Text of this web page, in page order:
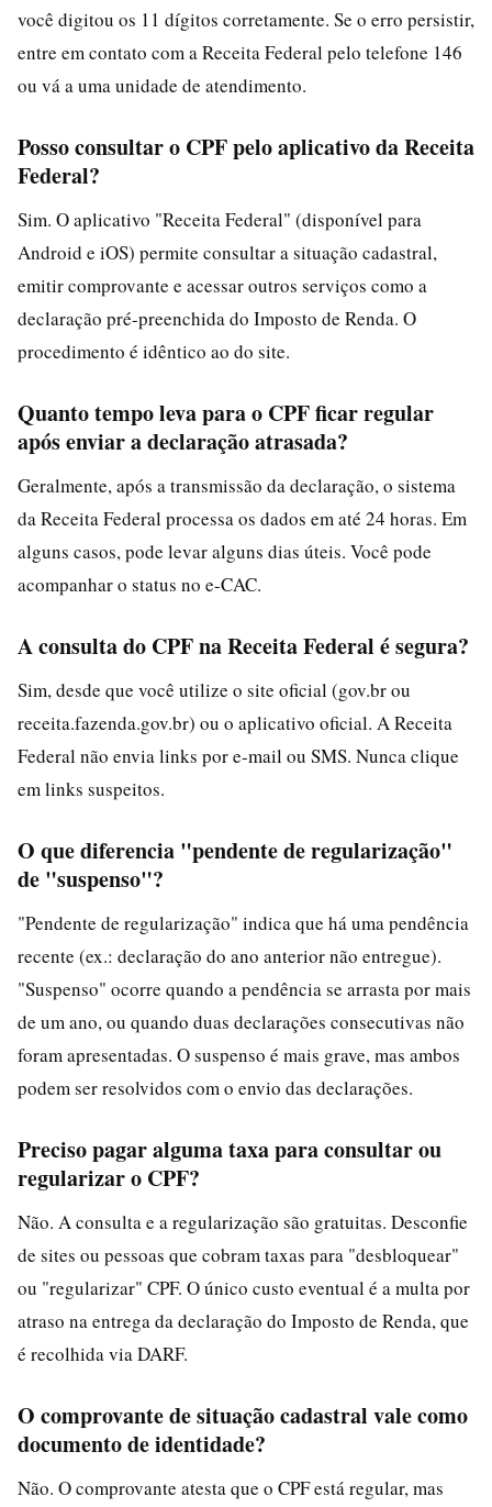
você digitou os 11 dígitos corretamente. Se o erro persistir,
entre em contato com a Receita Federal pelo telefone 146
ou vá a uma unidade de atendimento.
Posso consultar o CPF pelo aplicativo da Receita
Federal?
Sim. O aplicativo "Receita Federal" (disponível para
Android e iOS) permite consultar a situação cadastral,
emitir comprovante e acessar outros serviços como a
declaração pré-preenchida do Imposto de Renda. O
procedimento é idêntico ao do site.
Quanto tempo leva para o CPF ficar regular
após enviar a declaração atrasada?
Geralmente, após a transmissão da declaração, o sistema
da Receita Federal processa os dados em até 24 horas. Em
alguns casos, pode levar alguns dias úteis. Você pode
acompanhar o status no e-CAC.
A consulta do CPF na Receita Federal é segura?
Sim, desde que você utilize o site oficial (gov.br ou
receita.fazenda.gov.br) ou o aplicativo oficial. A Receita
Federal não envia links por e-mail ou SMS. Nunca clique
em links suspeitos.
O que diferencia "pendente de regularização"
de "suspenso"?
"Pendente de regularização" indica que há uma pendência
recente (ex.: declaração do ano anterior não entregue).
"Suspenso" ocorre quando a pendência se arrasta por mais
de um ano, ou quando duas declarações consecutivas não
foram apresentadas. O suspenso é mais grave, mas ambos
podem ser resolvidos com o envio das declarações.
Preciso pagar alguma taxa para consultar ou
regularizar o CPF?
Não. A consulta e a regularização são gratuitas. Desconfie
de sites ou pessoas que cobram taxas para "desbloquear"
ou "regularizar" CPF. O único custo eventual é a multa por
atraso na entrega da declaração do Imposto de Renda, que
é recolhida via DARF.
O comprovante de situação cadastral vale como
documento de identidade?
Não. O comprovante atesta que o CPF está regular, mas